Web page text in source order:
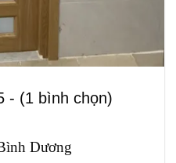
- (1 bình chọn)
Dương